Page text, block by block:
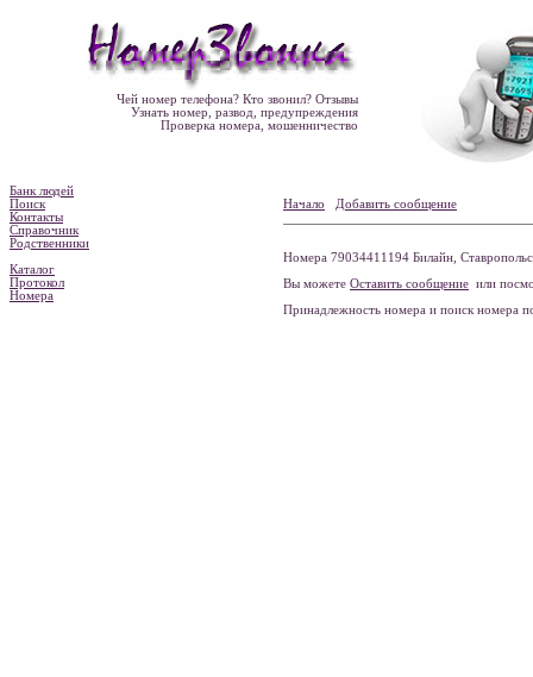
Чей номер телефона? Кто звонил? Отзывы
Узнать номер, развод, предупреждения
Проверка номера, мошенничество
Банк людей
Поиск
Контакты
Справочник
Родственники
Каталог
Протокол
Номера
Начало Добавить сообщение
Номера 79034411194 Билайн,
Вы можете Оставить сообщение или
Принадлежность номера и поиск номера